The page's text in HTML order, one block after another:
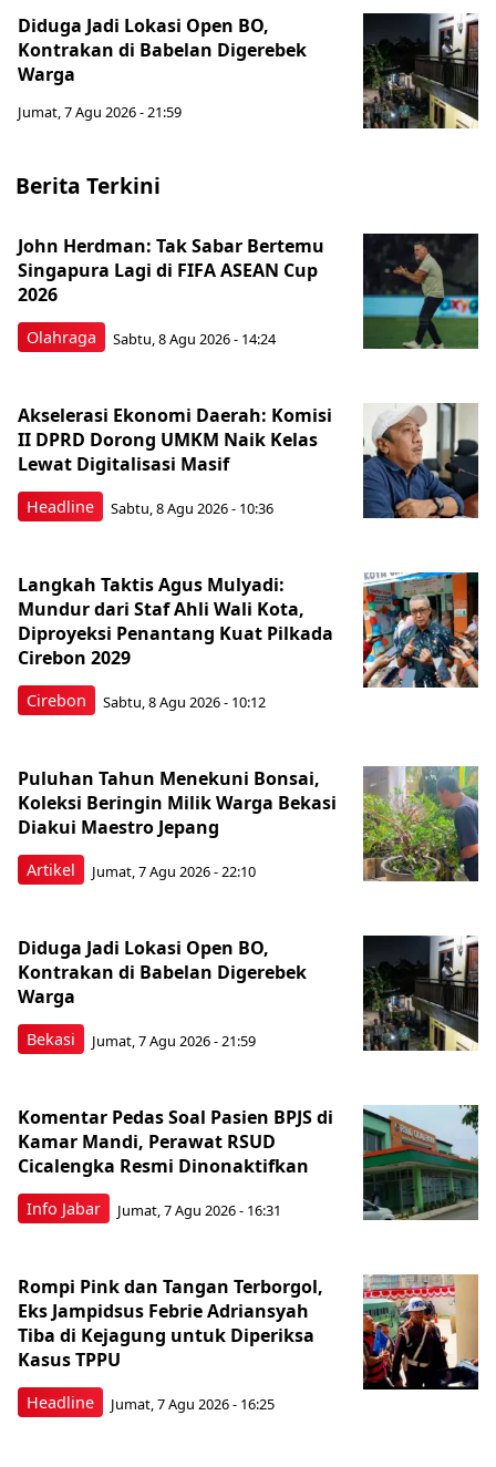
Diduga Jadi Lokasi Open BO,
Kontrakan di Babelan Digerebek
Warga
Jumat, 7 Agu 2026 - 21:59
Berita Terkini
Olahraga
John Herdman: Tak Sabar Bertemu
Singapura Lagi di FIFA ASEAN Cup
2026
Sabtu, 8 Agu 2026 - 14:24
Headline
Akselerasi Ekonomi Daerah: Komisi
II DPRD Dorong UMKM Naik Kelas
Lewat Digitalisasi Masif
Sabtu, 8 Agu 2026 - 10:36
Cirebon
Langkah Taktis Agus Mulyadi:
Mundur dari Staf Ahli Wali Kota,
Diproyeksi Penantang Kuat Pilkada
Cirebon 2029
Sabtu, 8 Agu 2026 - 10:12
Artikel
Puluhan Tahun Menekuni Bonsai,
Koleksi Beringin Milik Warga Bekasi
Diakui Maestro Jepang
Jumat, 7 Agu 2026 - 22:10
Bekasi
Diduga Jadi Lokasi Open BO,
Kontrakan di Babelan Digerebek
Warga
Jumat, 7 Agu 2026 - 21:59
Info Jabar
Komentar Pedas Soal Pasien BPJS di
Kamar Mandi, Perawat RSUD
Cicalengka Resmi Dinonaktifkan
Jumat, 7 Agu 2026 - 16:31
Headline
Rompi Pink dan Tangan Terborgol,
Eks Jampidsus Febrie Adriansyah
Tiba di Kejagung untuk Diperiksa
Kasus TPPU
Jumat, 7 Agu 2026 - 16:25